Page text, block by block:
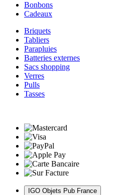
Bonbons
Cadeaux
Briquets
Tabliers
Parapluies
Batteries externes
Sacs shopping
Verres
Pulls
Tasses
IGO Objets Pub France